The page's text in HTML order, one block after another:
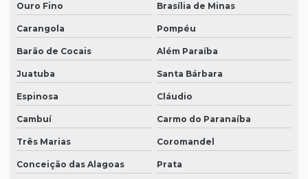
Ouro Fino Brasília de Minas
Carangola Pompéu
Barão de Cocais Além Paraíba
Juatuba Santa Bárbara
Espinosa Cláudio
Cambuí Carmo do Paranaíba
Três Marias Coromandel
Conceição das Alagoas Prata